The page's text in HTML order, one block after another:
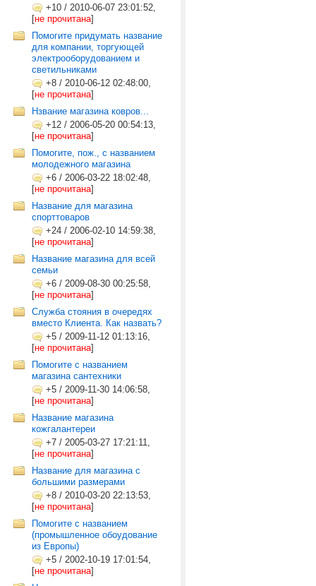
+10 / 2010-06-07 23:01:52,
[не прочитана]
Помогите придумать название
для компании, торгующей
электрооборудованием и
светильниками
+8 / 2010-06-12 02:48:00,
[не прочитана]
Нзвание магазина ковров...
+12 / 2006-05-20 00:54:13,
[не прочитана]
Помогите, пож., с названием
молодежного магазина
+6 / 2006-03-22 18:02:48,
[не прочитана]
Название для магазина
спорттоваров
+24 / 2006-02-10 14:59:38,
[не прочитана]
Название магазина для всей
семьи
+6 / 2009-08-30 00:25:58,
[не прочитана]
Служба стояния в очередях
вместо Клиента. Как назвать?
+5 / 2009-11-12 01:13:16,
[не прочитана]
Помогите с названием
магазина сантехники
+5 / 2009-11-30 14:06:58,
[не прочитана]
Название магазина
кожгалантереи
+7 / 2005-03-27 17:21:11,
[не прочитана]
Название для магазина с
большими размерами
+8 / 2010-03-20 22:13:53,
[не прочитана]
Помогите с названием
(промышленное обоудование
из Европы)
+5 / 2002-10-19 17:01:54,
[не прочитана]